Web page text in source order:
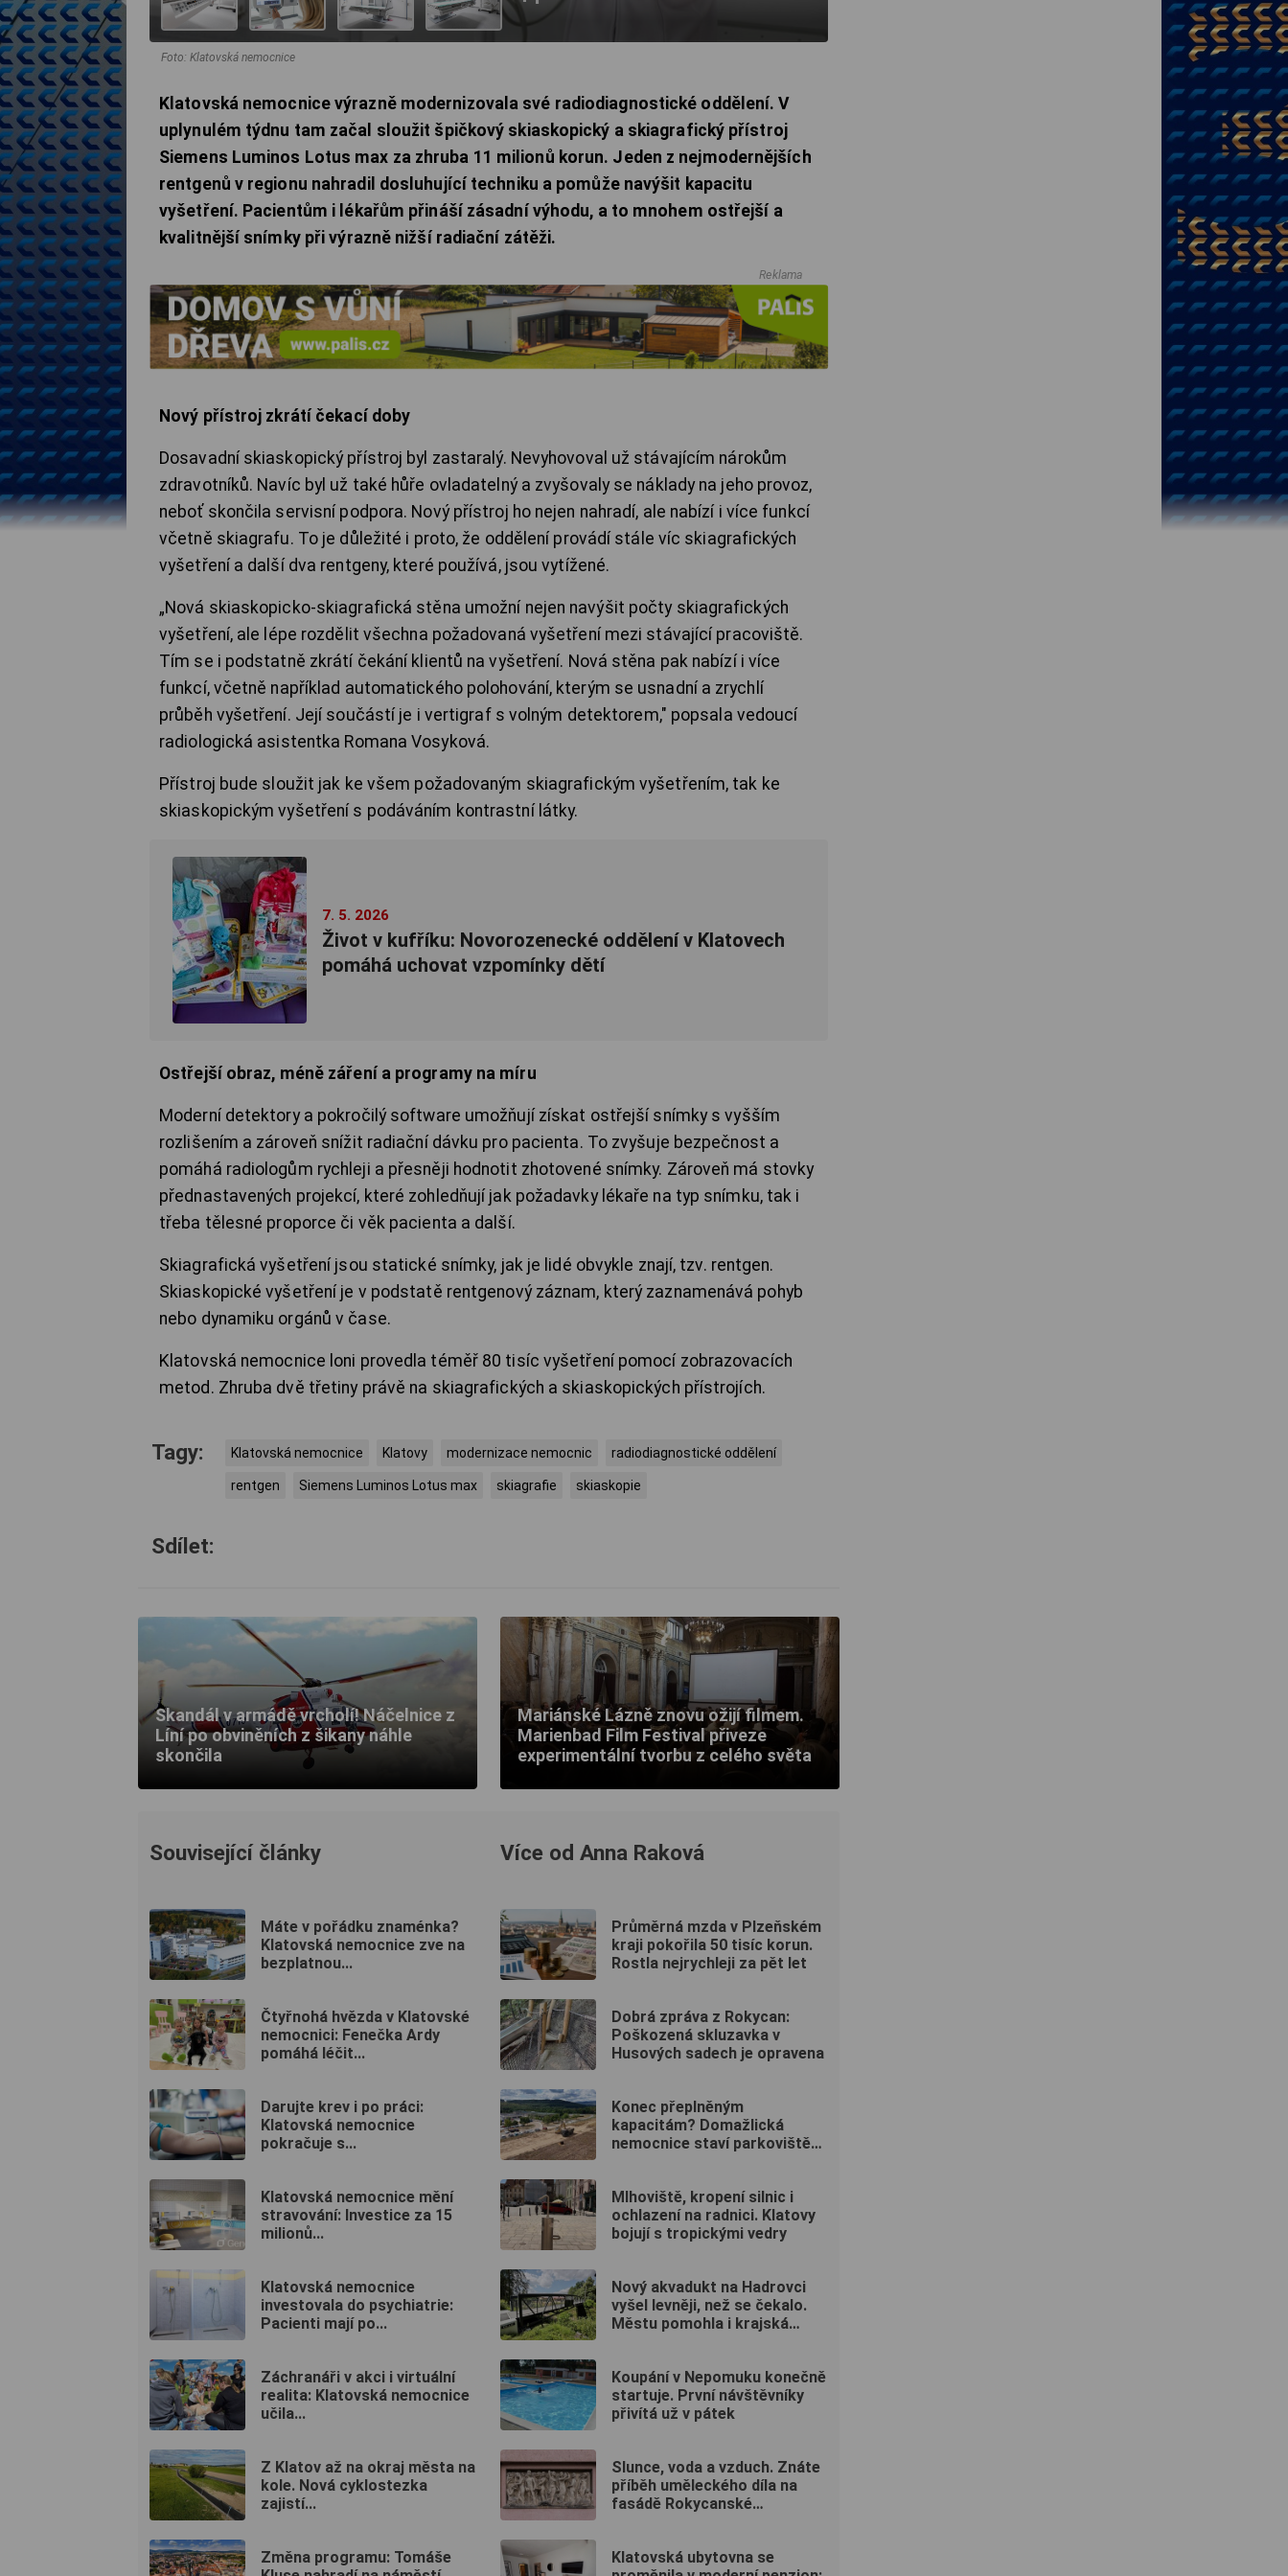
Foto: Klatovská nemocnice
Klatovská nemocnice výrazně modernizovala své radiodiagnostické oddělení. V
uplynulém týdnu tam začal sloužit špičkový skiaskopický a skiagrafický přístroj
Siemens Luminos Lotus max za zhruba 11 milionů korun. Jeden z nejmodernějších
rentgenů v regionu nahradil dosluhující techniku a pomůže navýšit kapacitu
vyšetření. Pacientům i lékařům přináší zásadní výhodu, a to mnohem ostřejší a
kvalitnější snímky při výrazně nižší radiační zátěži.
Reklama
Nový přístroj zkrátí čekací doby
Dosavadní skiaskopický přístroj byl zastaralý. Nevyhovoval už stávajícím nárokům
zdravotníků. Navíc byl už také hůře ovladatelný a zvyšovaly se náklady na jeho provoz,
neboť skončila servisní podpora. Nový přístroj ho nejen nahradí, ale nabízí i více funkcí
včetně skiagrafu. To je důležité i proto, že oddělení provádí stále víc skiagrafických
vyšetření a další dva rentgeny, které používá, jsou vytížené.
„Nová skiaskopicko-skiagrafická stěna umožní nejen navýšit počty skiagrafických
vyšetření, ale lépe rozdělit všechna požadovaná vyšetření mezi stávající pracoviště.
Tím se i podstatně zkrátí čekání klientů na vyšetření. Nová stěna pak nabízí i více
funkcí, včetně například automatického polohování, kterým se usnadní a zrychlí
průběh vyšetření. Její součástí je i vertigraf s volným detektorem," popsala vedoucí
radiologická asistentka Romana Vosyková.
Přístroj bude sloužit jak ke všem požadovaným skiagrafickým vyšetřením, tak ke
skiaskopickým vyšetření s podáváním kontrastní látky.
7. 5. 2026
Život v kufříku: Novorozenecké oddělení v Klatovech
pomáhá uchovat vzpomínky dětí
Ostřejší obraz, méně záření a programy na míru
Moderní detektory a pokročilý software umožňují získat ostřejší snímky s vyšším
rozlišením a zároveň snížit radiační dávku pro pacienta. To zvyšuje bezpečnost a
pomáhá radiologům rychleji a přesněji hodnotit zhotovené snímky. Zároveň má stovky
přednastavených projekcí, které zohledňují jak požadavky lékaře na typ snímku, tak i
třeba tělesné proporce či věk pacienta a další.
Skiagrafická vyšetření jsou statické snímky, jak je lidé obvykle znají, tzv. rentgen.
Skiaskopické vyšetření je v podstatě rentgenový záznam, který zaznamenává pohyb
nebo dynamiku orgánů v čase.
Klatovská nemocnice loni provedla téměř 80 tisíc vyšetření pomocí zobrazovacích
metod. Zhruba dvě třetiny právě na skiagrafických a skiaskopických přístrojích.
Tagy: Klatovská nemocnice Klatovy modernizace nemocnic radiodiagnostické oddělení
rentgen Siemens Luminos Lotus max skiagrafie skiaskopie
Sdílet:
Skandál v armádě vrcholí! Náčelnice z
Líní po obviněních z šikany náhle
skončila
Mariánské Lázně znovu ožijí filmem.
Marienbad Film Festival přiveze
experimentální tvorbu z celého světa
Související články
Máte v pořádku znaménka?
Klatovská nemocnice zve na
bezplatnou...
Čtyřnohá hvězda v Klatovské
nemocnici: Fenečka Ardy
pomáhá léčit...
Darujte krev i po práci:
Klatovská nemocnice
pokračuje s...
Klatovská nemocnice mění
stravování: Investice za 15
milionů...
Klatovská nemocnice
investovala do psychiatrie:
Pacienti mají po...
Záchranáři v akci i virtuální
realita: Klatovská nemocnice
učila...
Z Klatov až na okraj města na
kole. Nová cyklostezka
zajistí...
Změna programu: Tomáše
Více od Anna Raková
Průměrná mzda v Plzeňském
kraji pokořila 50 tisíc korun.
Rostla nejrychleji za pět let
Dobrá zpráva z Rokycan:
Poškozená skluzavka v
Husových sadech je opravena
Konec přeplněným
kapacitám? Domažlická
nemocnice staví parkoviště
Mlhoviště, kropení silnic i
ochlazení na radnici. Klatovy
bojují s tropickými vedry
Nový akvadukt na Hadrovci
vyšel levněji, než se čekalo.
Městu pomohla i krajská
Koupání v Nepomuku konečně
startuje. První návštěvníky
přivítá už v pátek
Slunce, voda a vzduch. Znáte
příběh uměleckého díla na
fasádě Rokycanské
Klatovská ubytovna se